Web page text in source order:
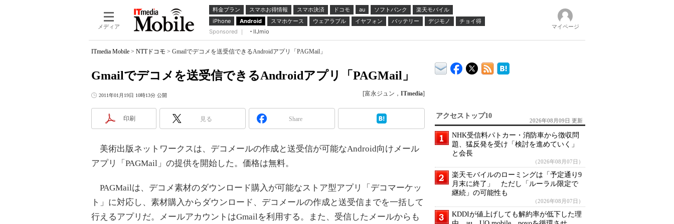
メディア
料金プラン スマホお得情報 スマホ決済 ドコモ au ソフトバンク
楽天モバイル
iPhone
Android スマホケース ウェアラブル イヤフォン バッテリー デジモノ
チョイ得
Sponsored ｜
IIJmio
マイページ
ITmedia Mobile > NTTドコモ > Gmailでデコメを送受信できるAndroidアプリ「PAGMail」
Gmailでデコメを送受信できるAndroidアプリ「PAGMail」
2011年01月19日 10時13分 公開 [富永ジュン， ITmedia]
印刷 見る Share
美術出版ネットワークスは、デコメールの作成と送受信が可能なAndroid向けメール
アプリ「PAGMail」の提供を開始した。価格は無料。
PAGMailは、デコメ素材のダウンロード購入が可能なストア型アプリ「デコマーケッ
ト」に対応し、素材購入からダウンロード、デコメールの作成と送受信までを一括して
行えるアプリだ。メールアカウントはGmailを利用する。また、受信したメールからも
アクセストップ10
2026年08月09日 更新
NHK受信料パトカー・消防車から徴収問
題、猛反発を受け「検討を進めていく」
と会長
（2026年08月07日）
楽天モバイルのローミングは「予定通り9
月末に終了」 ただし「ルーラル限定で
継続」の可能性も
（2026年08月07日）
KDDIが値上げしても解約率が低下した理